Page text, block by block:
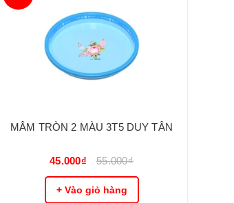
MÂM TRÒN 2 MÀU 3T5 DUY TÂN
45.000₫ 55.000₫
+ Vào giỏ hàng